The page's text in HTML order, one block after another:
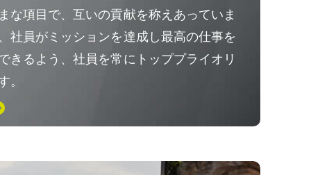
な項目で、互いの貢献を称えあっていま
社員がミッションを達成し最高の仕事を
きるよう、社員を常にトッププライオリ
。